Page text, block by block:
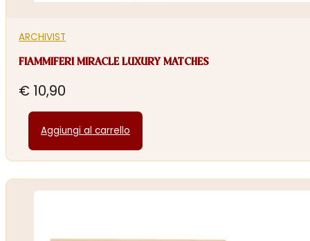
ARCHIVIST
FIAMMIFERI MIRACLE LUXURY MATCHES
€ 10,90
Aggiungi al carrello